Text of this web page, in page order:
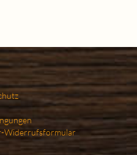
Widerrufsformular